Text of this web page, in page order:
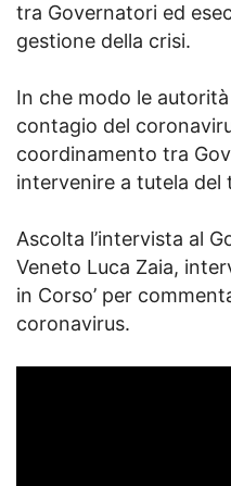
tra Governatori ed
gestione della crisi.
In che modo le
contagio del
coordinamento tra
intervenire a tutela del
Ascolta l’intervista al
Veneto Luca Zaia,
in Corso’ per
coronavirus.